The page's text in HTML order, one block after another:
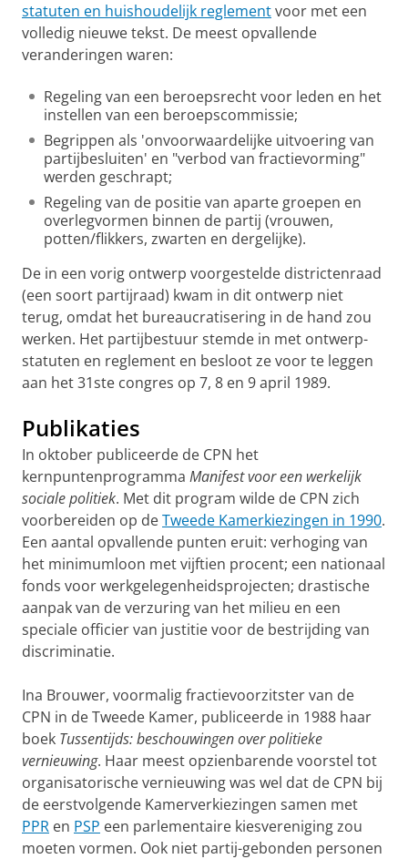
statuten en huishoudelijk reglementvoor met een
volledig nieuwe tekst. De meest opvallende
veranderingen waren:
Regeling van een beroepsrecht voor leden en het
instellen van een beroepscommissie;
Begrippen als 'onvoorwaardelijke uitvoering van
partijbesluiten' en "verbod van fractievorming"
werden geschrapt;
Regeling van de positie van aparte groepen en
overlegvormen binnen de partij (vrouwen,
potten/flikkers, zwarten en dergelijke).
De in een vorig ontwerp voorgestelde districtenraad
(een soort partijraad) kwam in dit ontwerp niet
terug, omdat het bureaucratisering in de hand zou
werken. Het partijbestuur stemde in met ontwerp-
statuten en reglement en besloot ze voor te leggen
aan het 31ste congres op 7, 8 en 9 april 1989.
Publikaties
In oktober publiceerde de CPN het
kernpuntenprogramma Manifest voor een werkelijk
sociale politiek. Met dit program wilde de CPN zich
voorbereiden op deTweede Kamerkiezingen in 1990.
Een aantal opvallende punten eruit: verhoging van
het minimumloon met vijftien procent; een nationaal
fonds voor werkgelegenheidsprojecten; drastische
aanpak van de verzuring van het milieu en een
speciale officier van justitie voor de bestrijding van
discriminatie.
Ina Brouwer, voormalig fractievoorzitster van de
CPN in de Tweede Kamer, publiceerde in 1988 haar
boek Tussentijds: beschouwingen over politieke
vernieuwing. Haar meest opzienbarende voorstel tot
organisatorische vernieuwing was wel dat de CPN bij
de eerstvolgende Kamerverkiezingen samen met
PPR en PSP een parlementaire kiesvereniging zou
moeten vormen. Ook niet partij-gebonden personen